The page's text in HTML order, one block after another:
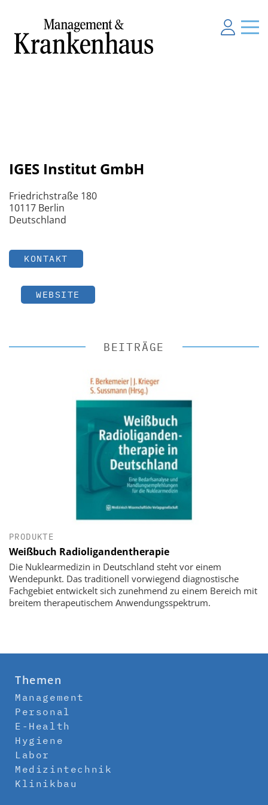
IGES Institut GmbH
Friedrichstraße 180
10117 Berlin
Deutschland
KONTAKT
WEBSITE
BEITRÄGE
PRODUKTE
Weißbuch Radioligandentherapie
Die Nuklearmedizin in Deutschland steht vor einem
Wendepunkt. Das traditionell vorwiegend diagnostische
Fachgebiet entwickelt sich zunehmend zu einem Bereich mit
breitem therapeutischem Anwendungsspektrum.
Themen
Management
Personal
E-Health
Hygiene
Labor
Medizintechnik
Klinikbau